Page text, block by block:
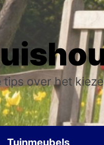
tips over het
Tuinmeubels